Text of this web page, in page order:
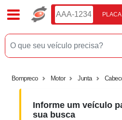
PLACA
Bompreco Motor Junta
Informe um veículo
sua busca